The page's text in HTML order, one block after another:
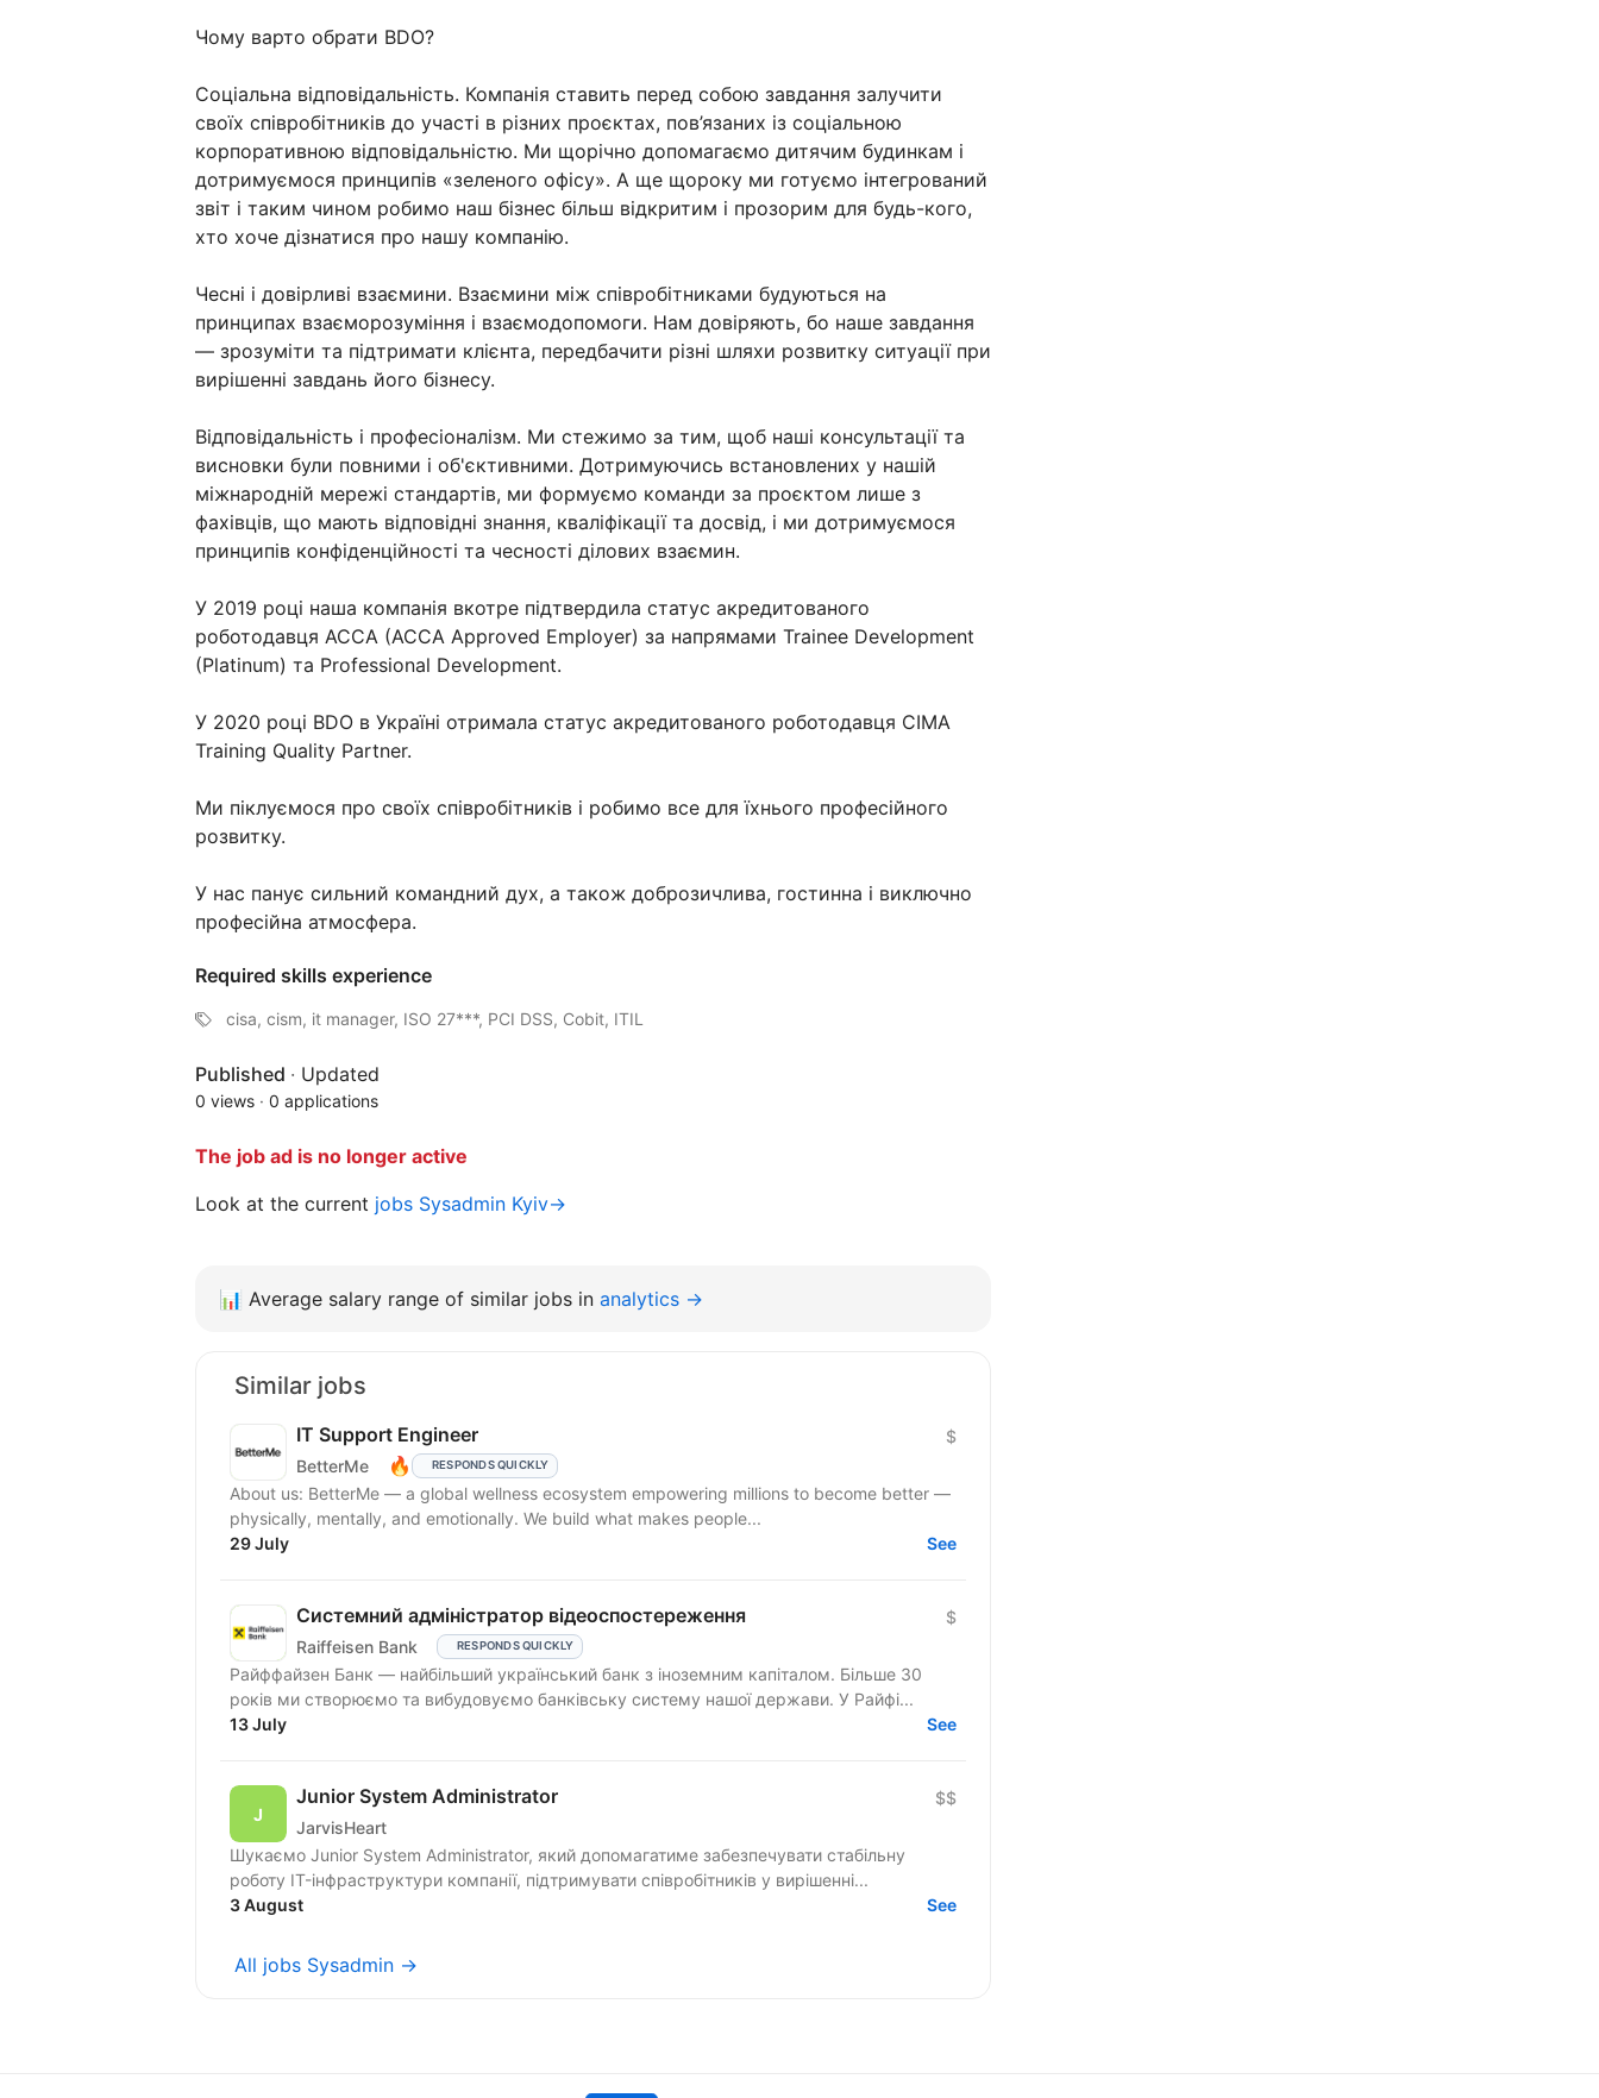
Чому варто обрати BDO?
Соціальна відповідальність. Компанія ставить перед собою завдання залучити
своїх співробітників до участі в різних проєктах, пов’язаних із соціальною
корпоративною відповідальністю. Ми щорічно допомагаємо дитячим будинкам і
дотримуємося принципів «зеленого офісу». А ще щороку ми готуємо інтегрований
звіт і таким чином робимо наш бізнес більш відкритим і прозорим для будь-кого,
хто хоче дізнатися про нашу компанію.
Чесні і довірливі взаємини. Взаємини між співробітниками будуються на
принципах взаєморозуміння і взаємодопомоги. Нам довіряють, бо наше завдання
— зрозуміти та підтримати клієнта, передбачити різні шляхи розвитку ситуації при
вирішенні завдань його бізнесу.
Відповідальність і професіоналізм. Ми стежимо за тим, щоб наші консультації та
висновки були повними і об'єктивними. Дотримуючись встановлених у нашій
міжнародній мережі стандартів, ми формуємо команди за проєктом лише з
фахівців, що мають відповідні знання, кваліфікації та досвід, і ми дотримуємося
принципів конфіденційності та чесності ділових взаємин.
У 2019 році наша компанія вкотре підтвердила статус акредитованого
роботодавця ACCA (ACCA Approved Employer) за напрямами Trainee Development
(Platinum) та Professional Development.
У 2020 році BDO в Україні отримала статус акредитованого роботодавця CIMA
Training Quality Partner.
Ми піклуємося про своїх співробітників і робимо все для їхнього професійного
розвитку.
У нас панує сильний командний дух, а також доброзичлива, гостинна і виключно
професійна атмосфера.
Required skills experience
cisa, cism, it manager, ISO 27***, PCI DSS, Cobit, ITIL
Published · Updated
0 views · 0 applications
The job ad is no longer active
Look at the current jobs Sysadmin Kyiv→
📊 Average salary range of similar jobs in analytics →
Similar jobs
IT Support Engineer
BetterMe 🔥 RESPONDS QUICKLY
$
About us: BetterMe — a global wellness ecosystem empowering millions to become better —
physically, mentally, and emotionally. We build what makes people...
29 July
See
Системний адміністратор відеоспостереження
Raiffeisen Bank RESPONDS QUICKLY
$
Райффайзен Банк — найбільший український банк з іноземним капіталом. Більше 30
років ми створюємо та вибудовуємо банківську систему нашої держави. У Райфі...
13 July
See
Junior System Administrator
JarvisHeart
$$
Шукаємо Junior System Administrator, який допомагатиме забезпечувати стабільну
роботу IT-інфраструктури компанії, підтримувати співробітників у вирішенні...
3 August
See
All jobs Sysadmin →